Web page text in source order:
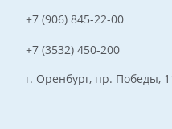
+7 (906) 845-22-00
+7 (3532) 450-200
г. Оренбург, пр. Победы,